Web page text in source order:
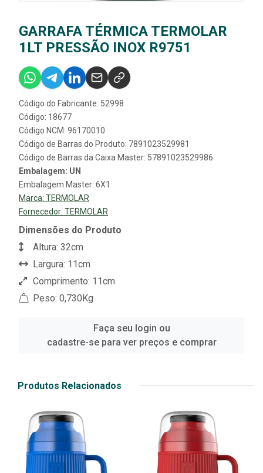
GARRAFA TÉRMICA TERMOLAR
1LT PRESSÃO INOX R9751
Código do Fabricante: 52998
Código: 18677
Código NCM: 96170010
Código de Barras do Produto: 7891023529981
Código de Barras da Caixa Master: 57891023529986
Embalagem: UN
Embalagem Master: 6X1
Marca: TERMOLAR
Fornecedor: TERMOLAR
Dimensões do Produto
Altura: 32cm
Largura: 11cm
Comprimento: 11cm
Peso: 0,730Kg
Faça seu login ou
cadastre-se para ver preços e comprar
Produtos Relacionados